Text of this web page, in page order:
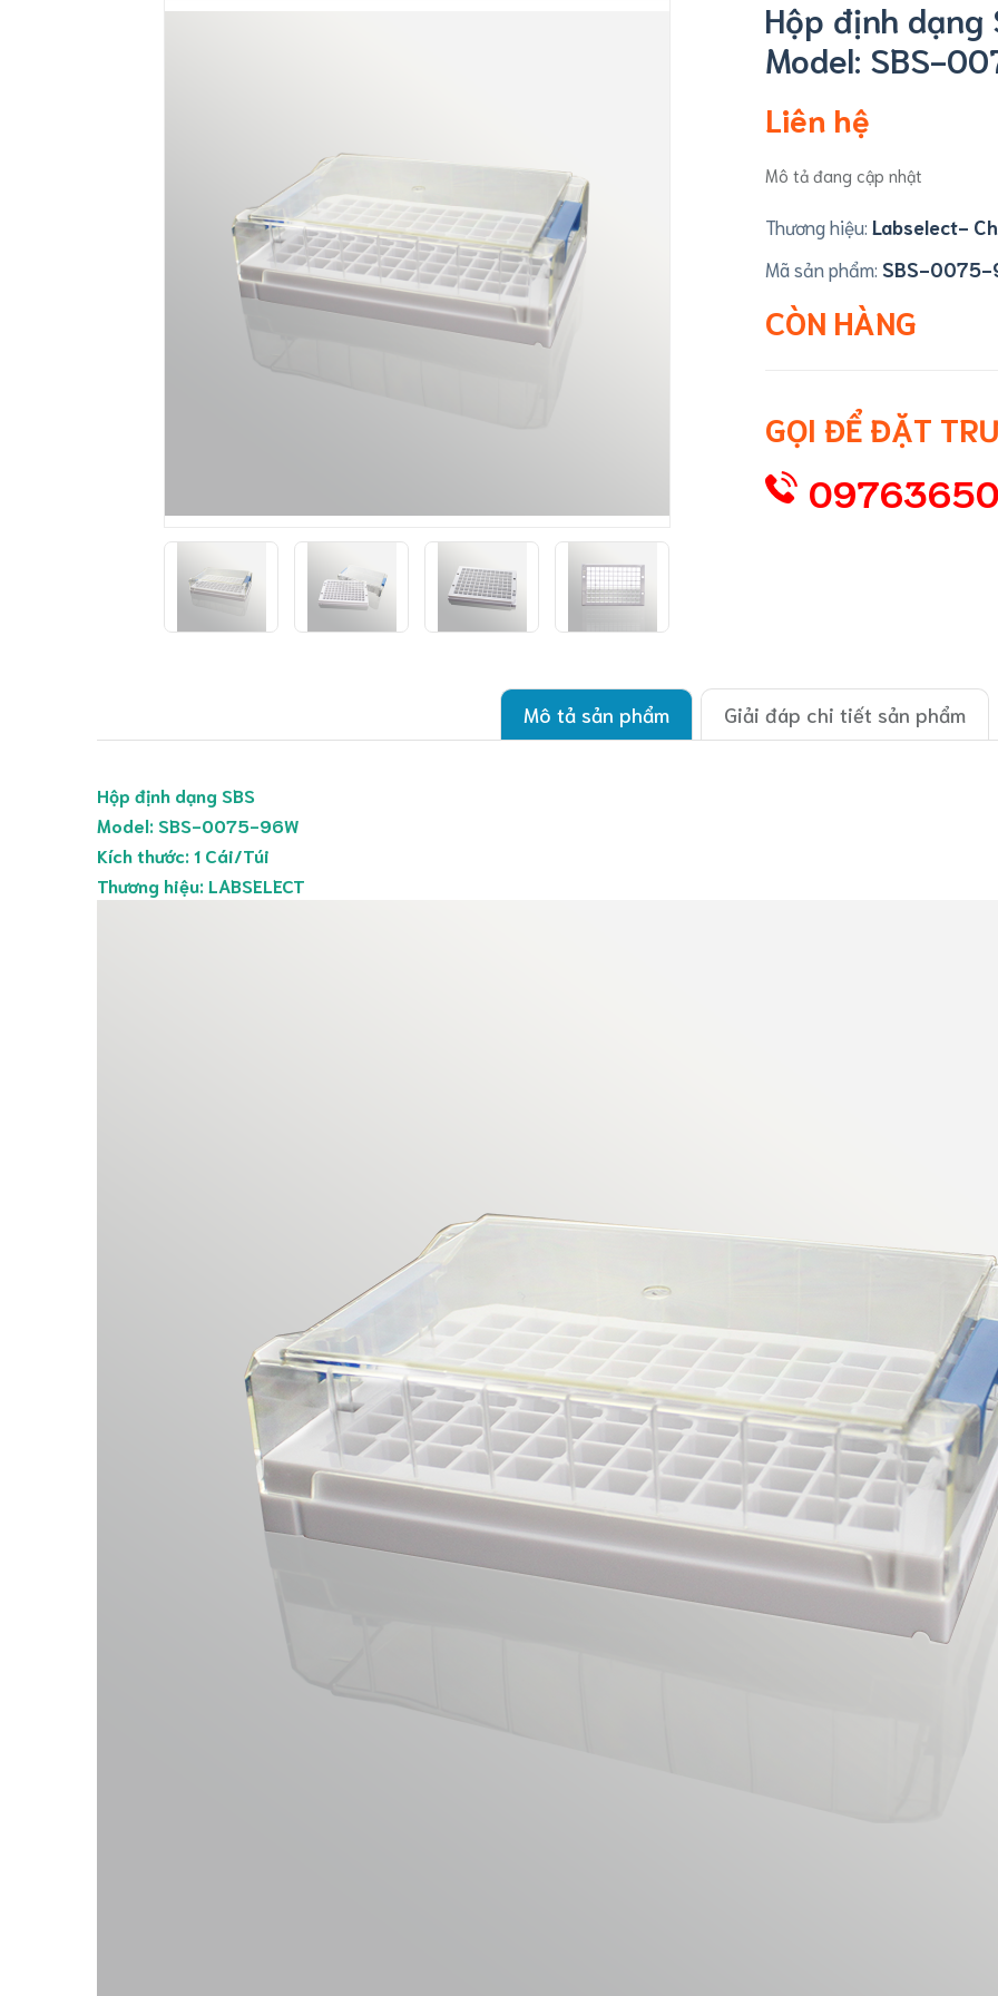
Hộp định dạng
Model: SBS-
Liên hệ
Mô tả đang cập nhật
Thương hiệu: Labselect-
Mã sản phẩm: SBS-0075-
CÒN HÀNG
GỌI ĐỂ ĐẶT
Mô tả sản phẩm Giải đáp chi tiết sản phẩm
Hộp định dạng SBS
Model: SBS-0075-96W
Kích thước: 1 Cái/Túi
Thương hiệu: LABSELECT